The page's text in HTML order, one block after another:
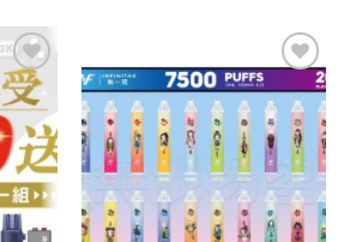
Add to
wishlist
Add to
wishlist